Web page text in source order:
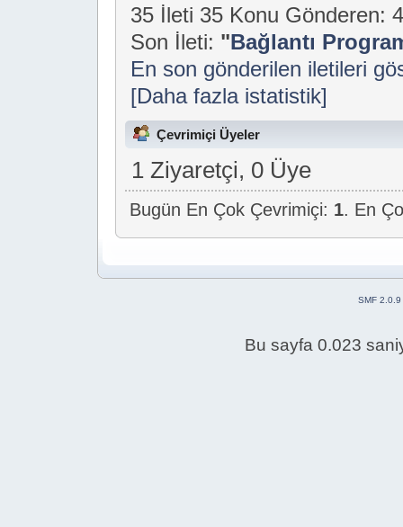
35 İleti 35 Konu Gönderen:
Son İleti: "Bağlantı
En son gönderilen iletileri
[Daha fazla istatistik]
Çevrimiçi Üyeler
1 Ziyaretçi, 0 Üye
Bugün En Çok Çevrimiçi: 1. En
SMF 2.0.9
Bu sayfa 0.023